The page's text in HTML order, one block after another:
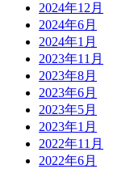
2024年12月
2024年6月
2024年1月
2023年11月
2023年8月
2023年6月
2023年5月
2023年1月
2022年11月
2022年6月